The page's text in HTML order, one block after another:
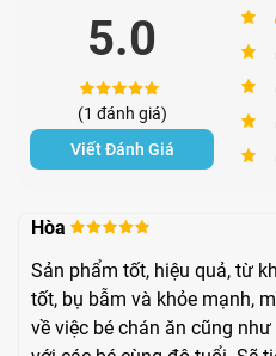
thời mang lại sự an toàn, tiện
thương hiệu lâu đời.
Thành phần chính
Kẽm:Thành phần quan
miễn dịch và quá trình
Selen:
Cung cấp khả
trợ sức khỏe tuyến giáp
5.0
(1 đánh giá)
5
4
3
2
1
Viết Đánh Giá
Hòa
Sản phẩm tốt, hiệu quả, từ
tốt, bụ bẫm và khỏe mạnh,
về việc bé chán ăn cũng